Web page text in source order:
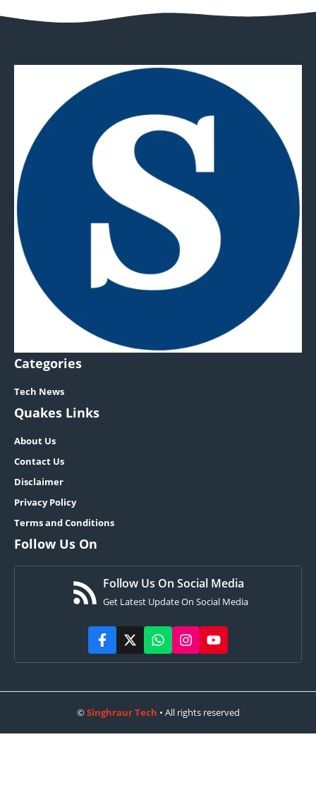
Categories
Tech News
Quakes Links
About Us
Contact Us
Disclaimer
Privacy Policy
Terms and Conditions
Follow Us On
Follow Us On Social Media
Get Latest Update On Social Media
©Singhraur Tech • All rights reserved